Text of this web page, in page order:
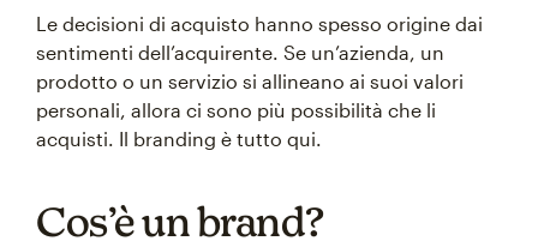
Le decisioni di acquisto hanno spesso origine dai
sentimenti dell’acquirente. Se un’azienda, un
prodotto o un servizio si allineano ai suoi valori
personali, allora ci sono più possibilità che li
acquisti. Il branding è tutto qui.
Cos’è un brand?